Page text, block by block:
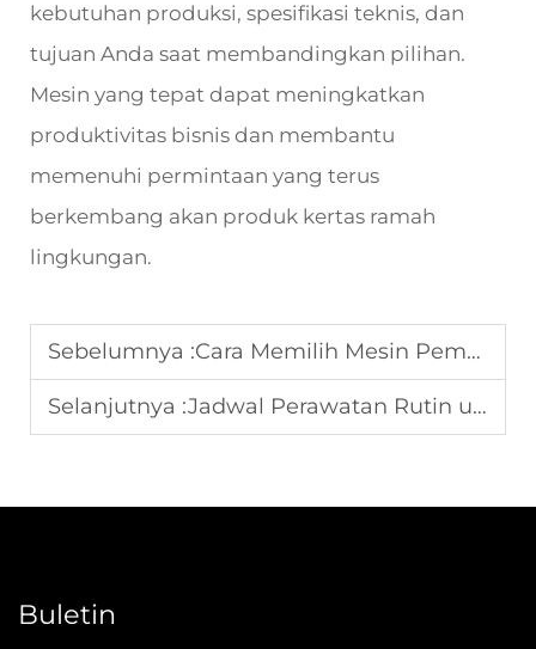
kebutuhan produksi, spesifikasi teknis, dan
tujuan Anda saat membandingkan pilihan.
Mesin yang tepat dapat meningkatkan
produktivitas bisnis dan membantu
memenuhi permintaan yang terus
berkembang akan produk kertas ramah
lingkungan.
Sebelumnya :Cara Memilih Mesin Pembuat Gelas Kertas untuk Produksi Skala Kecil
Selanjutnya :Jadwal Perawatan Rutin untuk Mesin Pembentuk Karton
Buletin